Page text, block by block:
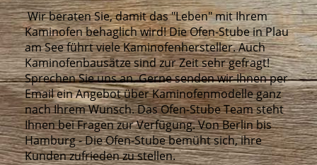
Wir beraten Sie, damit das "Leben" mit Ihrem
Kaminofen behaglich wird! Die Ofen-Stube in Plau
am See führt viele Kaminofenhersteller. Auch
Kaminofenbausätze sind zur Zeit sehr gefragt!
Sprechen Sie uns an. Gerne senden wir Ihnen per
Email ein Angebot über Kaminofenmodelle ganz
nach Ihrem Wunsch. Das Ofen-Stube Team steht
Ihnen bei Fragen zur Verfügung. Von Berlin bis
Hamburg - Die Ofen-Stube bemüht sich, ihre
Kunden zufrieden zu stellen.